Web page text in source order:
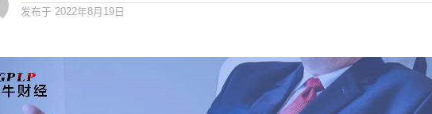
发布于 2022年8月19日